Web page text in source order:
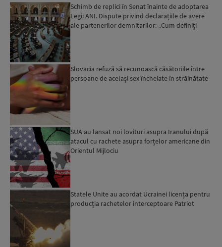
Schimb de replici în Senat înainte de adoptarea
Legii ANI. Dispute privind declarațiile de avere
ale partenerilor demnitarilor: „Cum definiți
Slovacia refuză să recunoască căsătoriile între
persoane de același sex încheiate în străinătate
SUA au lansat noi lovituri asupra Iranului după
atacul cu rachete asupra forțelor americane din
Orientul Mijlociu
Statele Unite au acordat Ucrainei licența pentru
producția rachetelor interceptoare Patriot